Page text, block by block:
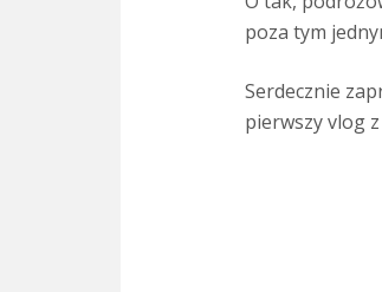
poza tym
Serdecznie
pierwszy vlog z